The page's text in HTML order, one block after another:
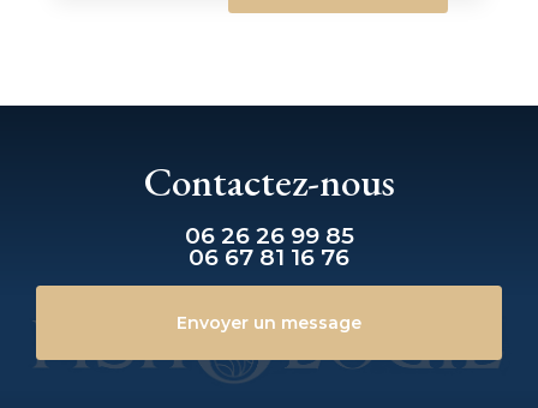
Contactez-nous
06 26 26 99 85
06 67 81 16 76
Envoyer un message